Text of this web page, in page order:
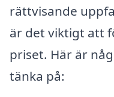
rättvisande
är det viktigt att
priset. Här är
tänka på: